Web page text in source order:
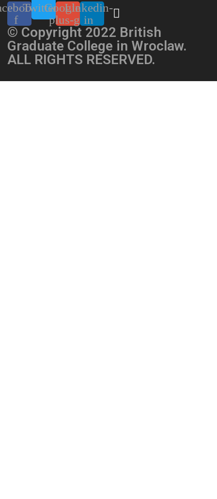
f
TwitterGoogle-
plus-g
Linkedin-
in
© Copyright 2022 British
Graduate College in Wroclaw.
ALL RIGHTS RESERVED.